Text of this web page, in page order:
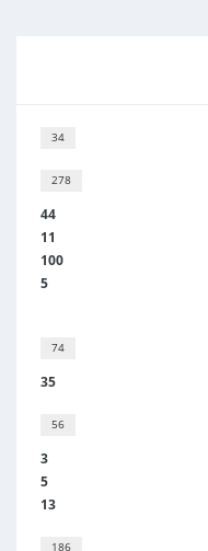
34
278
44
11
100
5
74
35
56
3
5
13